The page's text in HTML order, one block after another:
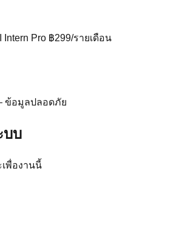
Intern Pro ฿299/รายเดือน
ข้อมูลปลอดภัย
บบ
พื่องานนี้